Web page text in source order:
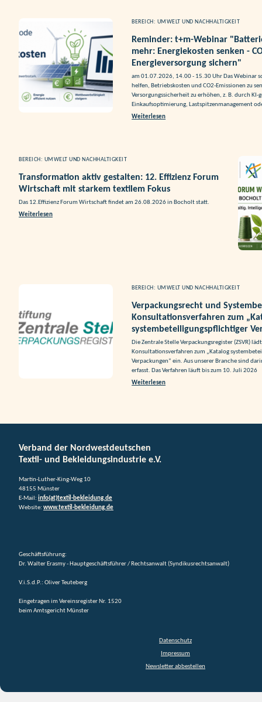
BEREICH: UMWELT UND NACHHALTIGKEIT
Reminder: t+m-Webinar
mehr: Energiekosten senken -
Energieversorgung sichern"
am 01.07.2026, 14.00 - 15.30 Uhr Das Webinar
helfen, Betriebskosten und CO2-Emissionen zu
Versorgungssicherheit zu erhöhen, z. B. durch KI-
Einkaufsoptimierung, Lastspitzenmanagement
Weiterlesen
BEREICH: UMWELT UND NACHHALTIGKEIT
Transformation aktiv gestalten: 12. Effizienz Forum
Wirtschaft mit starkem textilem Fokus
Das 12.Effizienz Forum Wirtschaft findet am 26.08.2026 in Bocholt statt.
Weiterlesen
BEREICH: UMWELT UND NACHHALTIGKEIT
Verpackungsrecht und
Konsultationsverfahren zum
systembeteiligungspflichtiger
Die Zentrale Stelle Verpackungsregister (ZSVR)
Konsultationsverfahren zum „Katalog
Verpackungen“ ein. Aus unserer Branche sind
erfasst. Das Verfahren läuft bis zum 10. Juli 2026
Weiterlesen
Verband der Nordwestdeutschen
Textil- und Bekleidungsindustrie e.V.
Martin-Luther-King-Weg 10
48155 Münster
E-Mail: info(at)textil-bekleidung.de
Website: www.textil-bekleidung.de
Geschäftsführung:
Dr. Walter Erasmy - Hauptgeschäftsführer / Rechtsanwalt (Syndikusrechtsanwalt)
V.i.S.d.P.: Oliver Teuteberg
Eingetragen im Vereinsregister Nr. 1520
beim Amtsgericht Münster
Datenschutz
Impressum
Newsletter abbestellen